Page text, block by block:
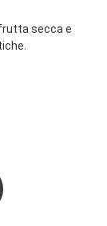
secca e
Instagram